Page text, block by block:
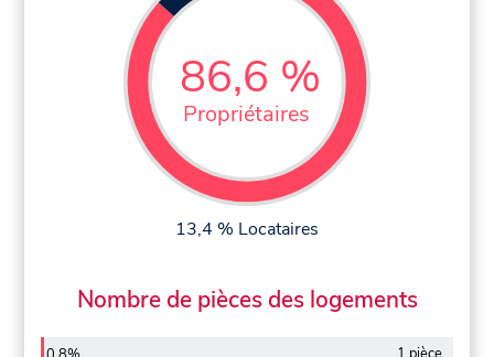
86,6 %
Propriétaires
13,4 % Locataires
Nombre de pièces des logements